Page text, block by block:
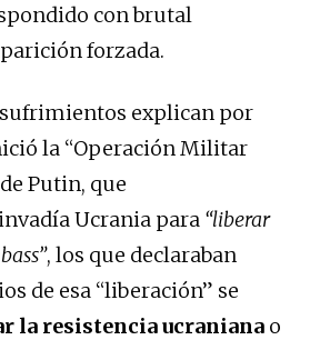
con brutal
forzada.
explican por
la “Operación Militar
Putin, que
Ucrania para “liberar
, los que declaraban
de esa “liberación” se
la resistencia ucraniana o